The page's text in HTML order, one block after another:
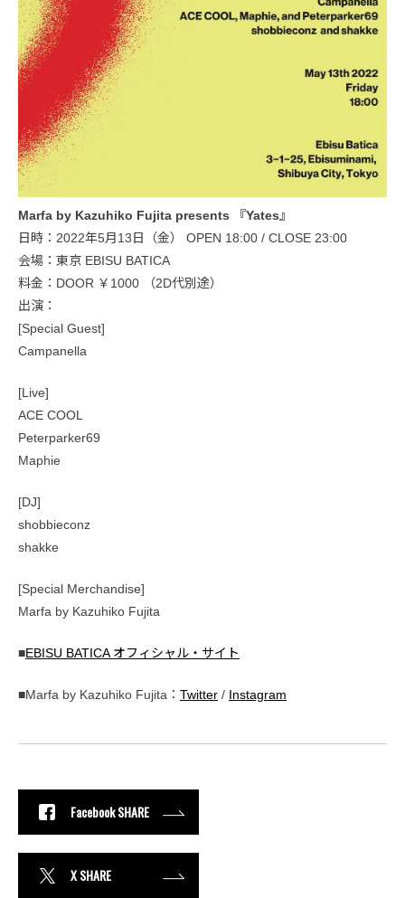
Marfa by Kazuhiko Fujita presents 『Yates』
日時：2022年5月13日（金） OPEN 18:00 / CLOSE 23:00
会場：東京 EBISU BATICA
料金：DOOR ￥1000 （2D代別途）
出演：
[Special Guest]
Campanella
[Live]
ACE COOL
Peterparker69
Maphie
[DJ]
shobbieconz
shakke
[Special Merchandise]
Marfa by Kazuhiko Fujita
■EBISU BATICA オフィシャル・サイト
■Marfa by Kazuhiko Fujita： Twitter / Instagram
Facebook SHARE
X SHARE